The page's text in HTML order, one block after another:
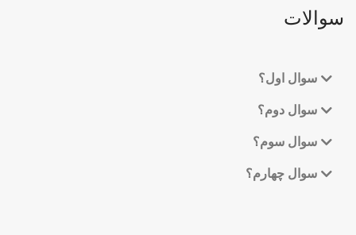
سوالات
سوال اول؟
سوال دوم؟
سوال سوم؟
سوال چهارم؟